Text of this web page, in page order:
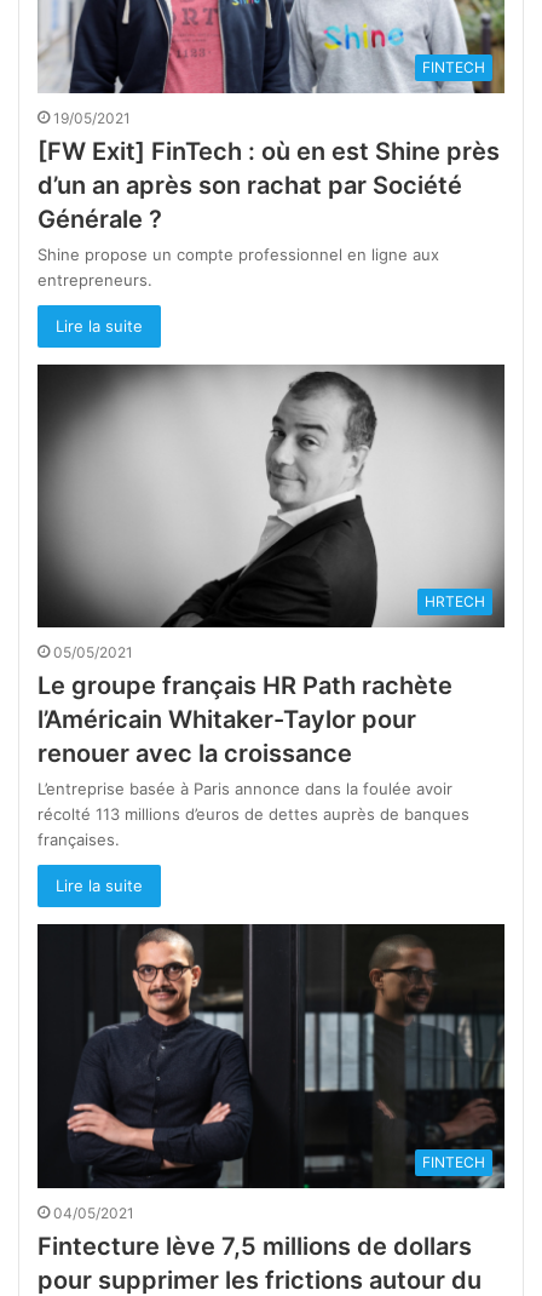
FINTECH
19/05/2021
[FW Exit] FinTech : où en est Shine près
d’un an après son rachat par Société
Générale ?
Shine propose un compte professionnel en ligne aux
entrepreneurs.
Lire la suite
HRTECH
05/05/2021
Le groupe français HR Path rachète
l’Américain Whitaker-Taylor pour
renouer avec la croissance
L’entreprise basée à Paris annonce dans la foulée avoir
récolté 113 millions d’euros de dettes auprès de banques
françaises.
Lire la suite
FINTECH
04/05/2021
Fintecture lève 7,5 millions de dollars
pour supprimer les frictions autour du